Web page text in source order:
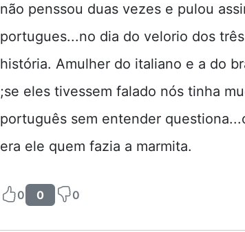
não penssou duas vezes e pulou
portugues...no dia do velorio dos
história. Amulher do italiano e a do
;se eles tivessem falado nós tinha
português sem entender
era ele quem fazia a marmita.
0 0 0